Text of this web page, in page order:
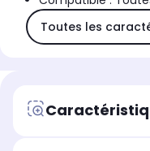
Toutes les